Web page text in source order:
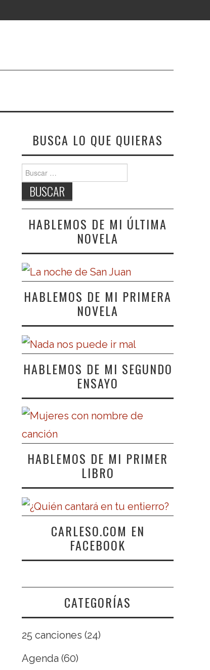
BUSCA LO QUE QUIERAS
Buscar:
HABLEMOS DE MI ÚLTIMA
NOVELA
HABLEMOS DE MI PRIMERA
NOVELA
HABLEMOS DE MI SEGUNDO
ENSAYO
HABLEMOS DE MI PRIMER
LIBRO
CARLESO.COM EN
FACEBOOK
CATEGORÍAS
25 canciones (24)
Agenda (60)